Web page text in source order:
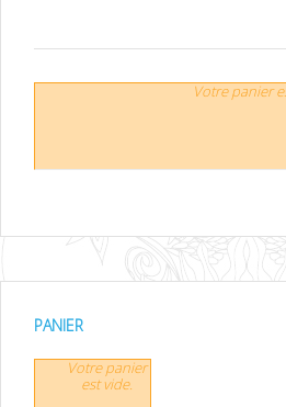
Votre panier
PANIER
Votre panier
est vide.